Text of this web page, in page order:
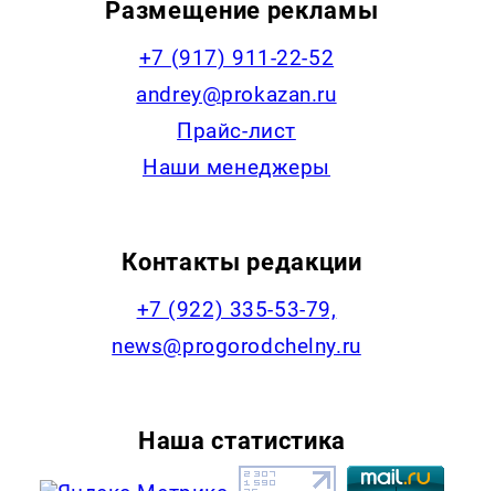
Размещение рекламы
+7 (917) 911-22-52
andrey@prokazan.ru
Прайс-лист
Наши менеджеры
Контакты редакции
+7 (922) 335-53-79,
news@progorodchelny.ru
Наша статистика